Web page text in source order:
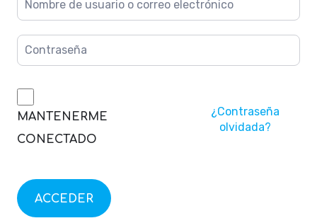
MANTENERME
CONECTADO
¿Contraseña
olvidada?
ACCEDER